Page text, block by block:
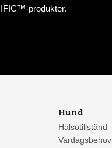
produkter.
Hund
Hälsotillstånd
Vardagsbehov